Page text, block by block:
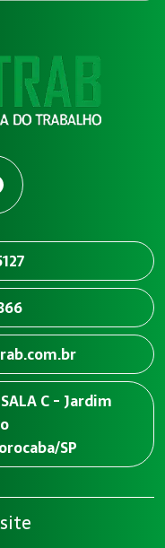
C - Jardim
SP